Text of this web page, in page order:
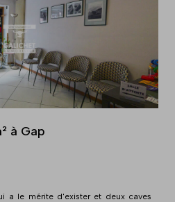
à Gap
a le mérite d'exister et deux caves